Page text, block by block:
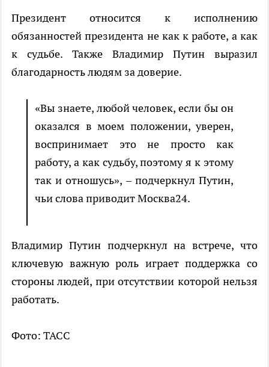
Президент относится к исполнению
обязанностей президента не как к работе, а как
к судьбе. Также Владимир Путин выразил
благодарность людям за доверие.
«Вы знаете, любой человек, если бы он
оказался в моем положении, уверен,
воспринимает это не просто как
работу, а как судьбу, поэтому я к этому
так и отношусь», – подчеркнул Путин,
чьи слова приводит Москва24.
Владимир Путин подчеркнул на встрече, что
ключевую важную роль играет поддержка со
стороны людей, при отсутствии которой нельзя
работать.
Фото: ТАСС